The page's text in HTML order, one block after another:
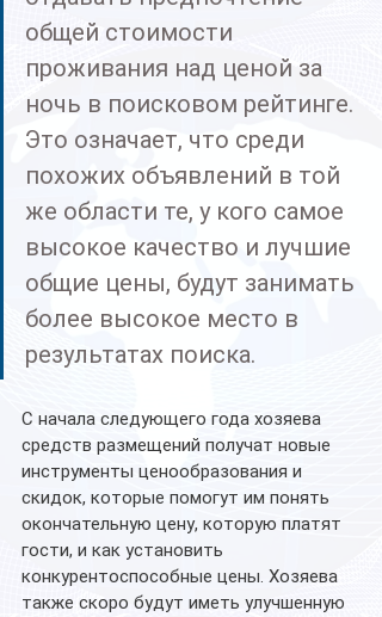
общей стоимости
проживания над ценой за
ночь в поисковом рейтинге.
Это означает, что среди
похожих объявлений в той
же области те, у кого самое
высокое качество и лучшие
общие цены, будут занимать
более высокое место в
результатах поиска.
С начала следующего года хозяева
средств размещений получат новые
инструменты ценообразования и
скидок, которые помогут им понять
окончательную цену, которую платят
гости, и как установить
конкурентоспособные цены. Хозяева
также скоро будут иметь улучшенную